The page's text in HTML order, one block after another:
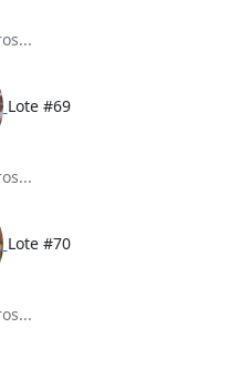
Lote #69
Lote #70